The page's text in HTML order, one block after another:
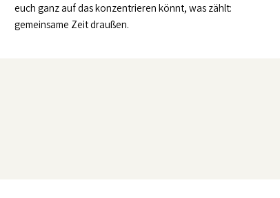
euch ganz auf das konzentrieren könnt, was zählt:
gemeinsame Zeit draußen.